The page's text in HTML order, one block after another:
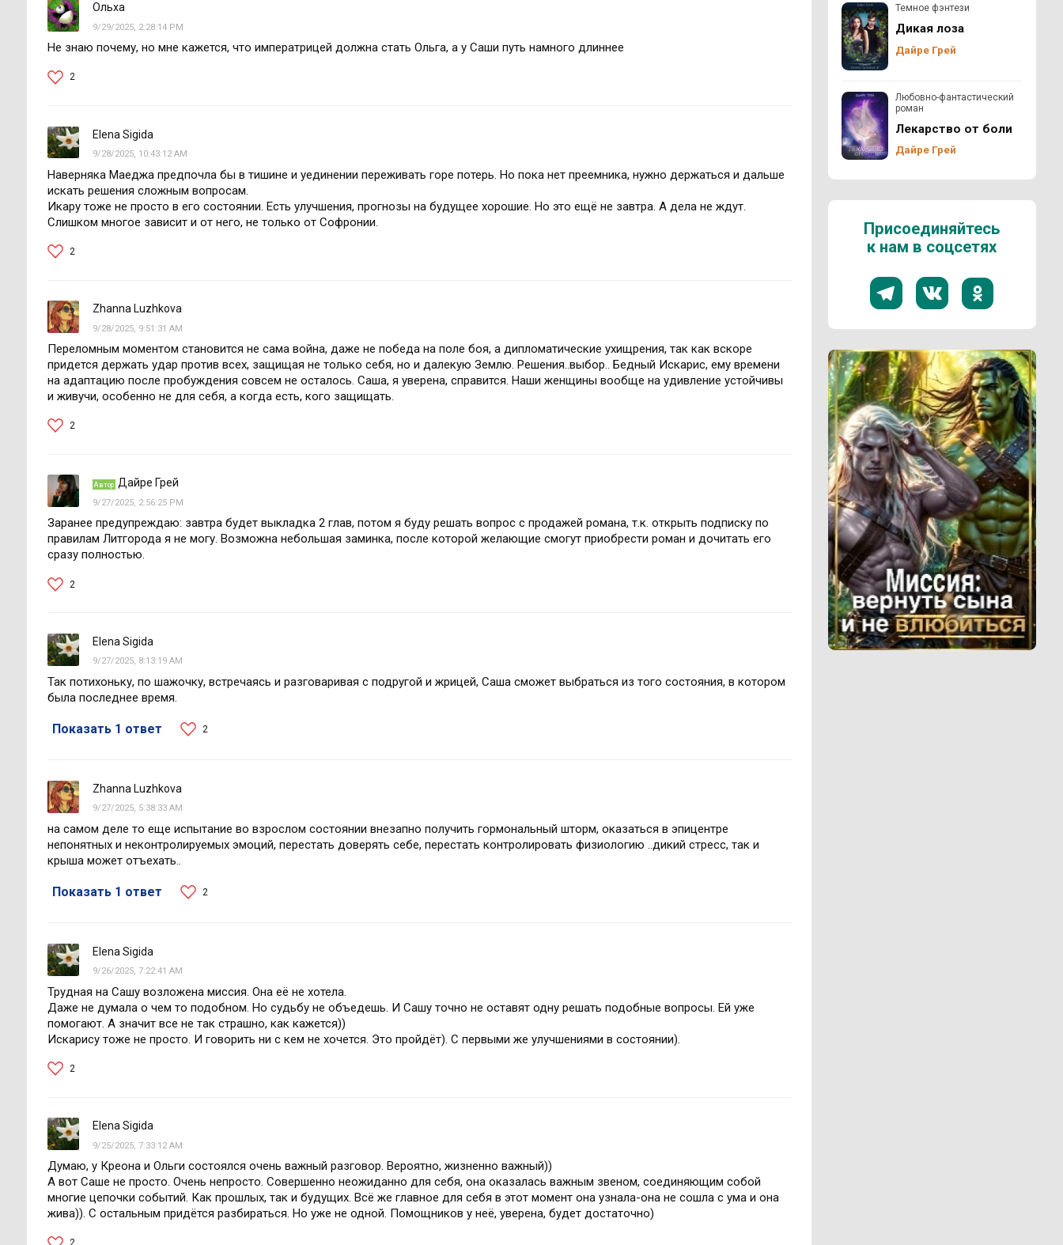
Ольха
9/29/2025, 2:28:14 PM
Не знаю почему, но мне кажется, что императрицей должна стать Ольга, а у Саши путь намного длиннее
2
Elena Sigida
9/28/2025, 10:43:12 AM
Наверняка Маеджа предпочла бы в тишине и уединении переживать горе потерь. Но пока нет преемника, нужно держаться и дальше
искать решения сложным вопросам.
Икару тоже не просто в его состоянии. Есть улучшения, прогнозы на будущее хорошие. Но это ещё не завтра. А дела не ждут.
Слишком многое зависит и от него, не только от Софронии.
2
Zhanna Luzhkova
9/28/2025, 9:51:31 AM
Переломным моментом становится не сама война, даже не победа на поле боя, а дипломатические ухищрения, так как вскоре
придется держать удар против всех, защищая не только себя, но и далекую Землю. Решения..выбор.. Бедный Искарис, ему времени
на адаптацию после пробуждения совсем не осталось. Саша, я уверена, справится. Наши женщины вообще на удивление устойчивы
и живучи, особенно не для себя, а когда есть, кого защищать.
2
АвторДайре Грей
9/27/2025, 2:56:25 PM
Заранее предупреждаю: завтра будет выкладка 2 глав, потом я буду решать вопрос с продажей романа, т.к. открыть подписку по
правилам Литгорода я не могу. Возможна небольшая заминка, после которой желающие смогут приобрести роман и дочитать его
сразу полностью.
2
Elena Sigida
9/27/2025, 8:13:19 AM
Так потихоньку, по шажочку, встречаясь и разговаривая с подругой и жрицей, Саша сможет выбраться из того состояния, в котором
была последнее время.
Показать 1 ответ 2
Zhanna Luzhkova
9/27/2025, 5:38:33 AM
на самом деле то еще испытание во взрослом состоянии внезапно получить гормональный шторм, оказаться в эпицентре
непонятных и неконтролируемых эмоций, перестать доверять себе, перестать контролировать физиологию ..дикий стресс, так и
крыша может отъехать..
Показать 1 ответ 2
Elena Sigida
9/26/2025, 7:22:41 AM
Трудная на Сашу возложена миссия. Она её не хотела.
Даже не думала о чем то подобном. Но судьбу не объедешь. И Сашу точно не оставят одну решать подобные вопросы. Ей уже
помогают. А значит все не так страшно, как кажется))
Искарису тоже не просто. И говорить ни с кем не хочется. Это пройдёт). С первыми же улучшениями в состоянии).
2
Elena Sigida
9/25/2025, 7:33:12 AM
Думаю, у Креона и Ольги состоялся очень важный разговор. Вероятно, жизненно важный))
А вот Саше не просто. Очень непросто. Совершенно неожиданно для себя, она оказалась важным звеном, соединяющим собой
многие цепочки событий. Как прошлых, так и будущих. Всё же главное для себя в этот момент она узнала-она не сошла с ума и она
жива)). С остальным придётся разбираться. Но уже не одной. Помощников у неё, уверена, будет достаточно)
Темное фэнтези
Дикая лоза
Дайре Грей
Любовно-фантастический
роман
Лекарство от боли
Дайре Грей
Присоединяйтесь
к нам в соцсетях
Реклама 16+ АО «ЛитГород»